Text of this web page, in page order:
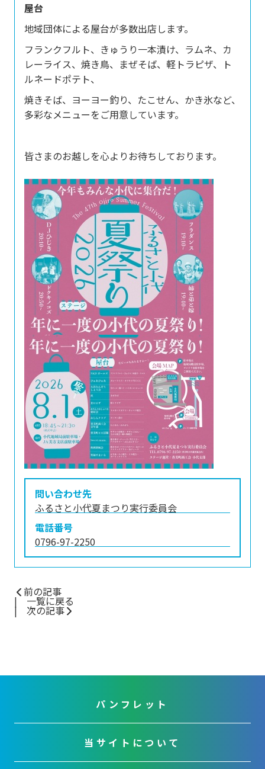
屋台
地域団体による屋台が多数出店します。
フランクフルト、きゅうり一本漬け、ラムネ、カ
レーライス、焼き鳥、まぜそば、軽トラピザ、ト
ルネードポテト、
焼きそば、ヨーヨー釣り、たこせん、かき氷など、
多彩なメニューをご用意しています。
皆さまのお越しを心よりお待ちしております。
問い合わせ先
ふるさと小代夏まつり実行委員会
電話番号
0796-97-2250
前の記事
一覧に戻る
次の記事
パンフレット
当サイトについて